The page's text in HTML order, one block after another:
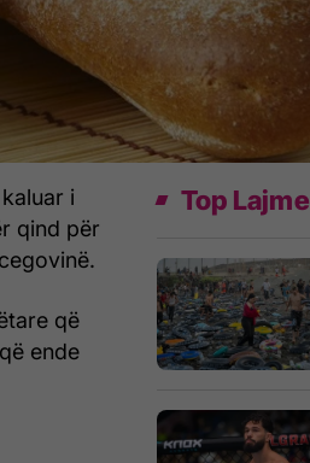
i
qind për
që
ende
Top Lajme